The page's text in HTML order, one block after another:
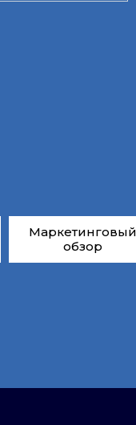
Маркетинговый
обзор